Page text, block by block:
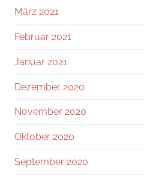
März 2021
Februar 2021
Januar 2021
Dezember 2020
November 2020
Oktober 2020
September 2020